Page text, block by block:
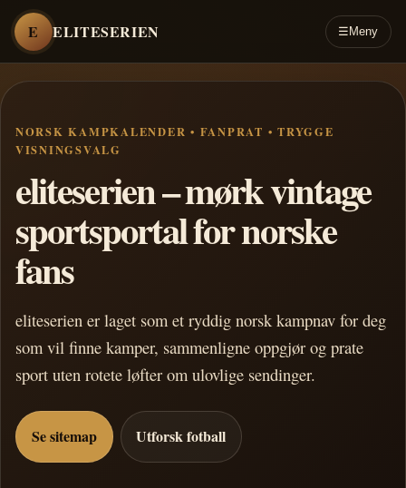
E ELITESERIEN ☰ Meny
NORSK KAMPKALENDER • FANPRAT • TRYGGE
VISNINGSVALG
eliteserien – mørk vintage
sportsportal for norske
fans
eliteserien er laget som et ryddig norsk kampnav for deg
som vil finne kamper, sammenligne oppgjør og prate
sport uten rotete løfter om ulovlige sendinger.
Se sitemap Utforsk fotball